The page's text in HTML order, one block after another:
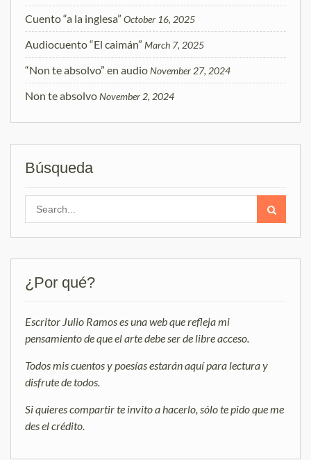
Cuento “a la inglesa” October 16, 2025
Audiocuento “El caimán” March 7, 2025
“Non te absolvo” en audioNovember 27, 2024
Non te absolvoNovember 2, 2024
Búsqueda
¿Por qué?
Escritor Julio Ramos es una web que refleja mi
pensamiento de que el arte debe ser de libre acceso.
Todos mis cuentos y poesías estarán aquí para lectura y
disfrute de todos.
Si quieres compartir te invito a hacerlo, sólo te pido que me
des el crédito.